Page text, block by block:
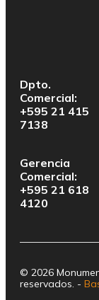
Dpto.
Comercial:
+595 21 415
7138
Gerencia
Comercial:
+595 21 618
4120
© 2026
reservados. -